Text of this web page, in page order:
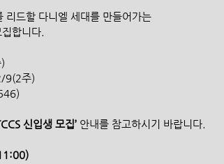
리드할 다니엘 세대를 만들어가는
합니다.
9(2주)
신입생 모집’ 안내를 참고하시기 바랍니다.